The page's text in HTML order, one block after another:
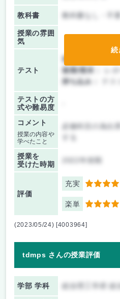
教科書 教科書なし・不要
授業の雰囲
気
テスト
前期/中間：
後期/期末：
持ち込み：
テストの方
式や難易度
コメント
授業の内容や
学べたこと
必修科目の為出
授業を
受けた時期
評価
充実 4
楽単 4
続
(2023/05/24) [4003964]
tdmps さんの授業評価
学部 学科